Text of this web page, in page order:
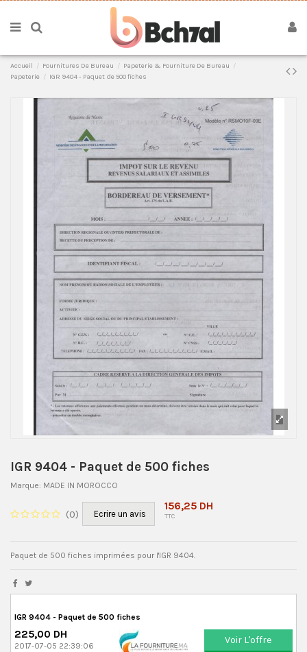
Accueil Fournitures De Bureau
Papeterie & Fourniture De Bureau
Papeterie
IGR 9404 - Paquet de 500 fiches
IGR 9404 - Paquet de 500 fiches
Marque: MADE IN MOROCCO
(0) Ecrire un avis
156,25 DH
TTC
Paquet de 500 fiches imprimées pour l'IGR 9404.
IGR 9404 - Paquet de 500 fiches
225,00 DH
2017-07-05 22:39:06 Voir L'offre